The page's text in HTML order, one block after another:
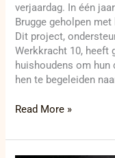
verjaardag. In één
Brugge geholpen
Dit project,
Werkkracht 10, heeft
huishoudens om
hen te begeleiden
Read More »